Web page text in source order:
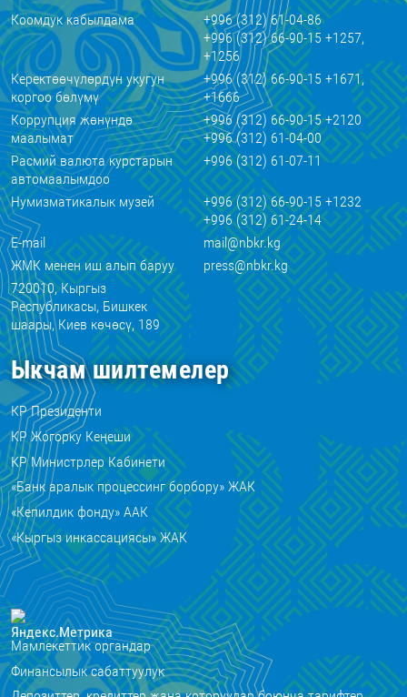
Коомдук кабылдама
+996 (312) 61-04-86
+996 (312) 66-90-15 +1257,
+1256
Керектөөчүлөрдүн укугун
коргоо бөлүмү
+996 (312) 66-90-15 +1671,
+1666
Коррупция жөнүндө
маалымат
+996 (312) 66-90-15 +2120
+996 (312) 61-04-00
Расмий валюта курстарын
автомаалымдоо
+996 (312) 61-07-11
Нумизматикалык музей
+996 (312) 66-90-15 +1232
+996 (312) 61-24-14
E-mail
mail@nbkr.kg
ЖМК менен иш алып баруу
press@nbkr.kg
720010, Кыргыз
Республикасы, Бишкек
шаары, Киев көчөсү, 189
Ыкчам шилтемелер
КР Президенти
КР Жогорку Кеңеши
КР Министрлер Кабинети
«Банк аралык процессинг борбору» ЖАК
«Кепилдик фонду» ААК
«Кыргыз инкассациясы» ЖАК
Мамлекеттик органдар
Финансылык сабаттуулук